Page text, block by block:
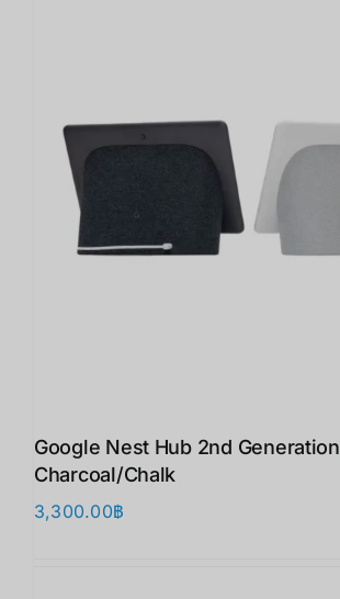
Google Nest Hub 2nd Generation
Charcoal/Chalk
3,300.00฿